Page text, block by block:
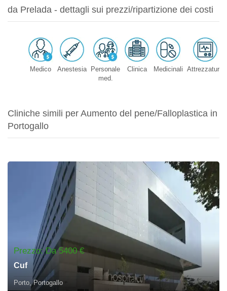
da Prelada - dettagli sui prezzi/ripartizione dei costi
Medico Anestesia Personale
med.
Clinica Medicinali Attrezzature
Cliniche simili per Aumento del pene/Falloplastica in
Portogallo
Prezzo: Da 5400 €
Cuf
Porto, Portogallo